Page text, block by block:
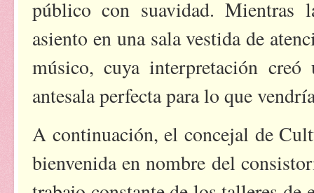
público con suavidad. Mientras
asiento en una sala vestida de
músico, cuya interpretación
antesala perfecta para lo que
A continuación, el concejal de
bienvenida en nombre del